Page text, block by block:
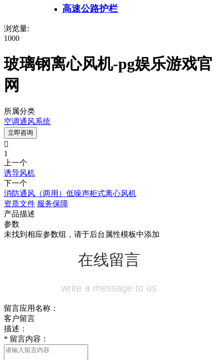
高速公路护栏
浏览量:
1000
玻璃钢离心风机-pg娱乐游戏官
网
所属分类
空调通风系统
立即咨询

1
上一个
诱导风机
下一个
消防通风（两用）低噪声柜式离心风机
资质文件 服务保障
产品描述
参数
未找到相应参数组，请于后台属性模板中添加
在线留言
write a message to us
留言应用名称：
客户留言
描述：
* 留言内容：